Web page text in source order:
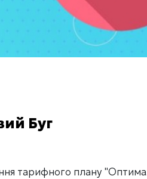
Буг
тарифного плану